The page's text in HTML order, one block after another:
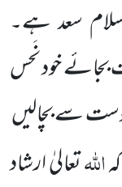
سعد ہے۔
خود نَحس
سے بچالیں
اللہتعالیٰ ارشاد